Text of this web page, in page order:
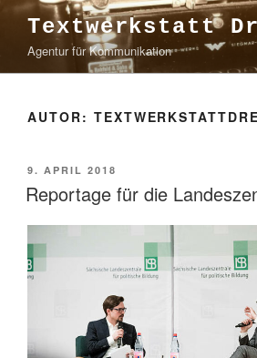
Zum
springen
Textwerkstatt
Agentur für Kommunikation
AUTOR:
VERÖFFENTLICHT
AM
9. APRIL 2018
Reportage für die